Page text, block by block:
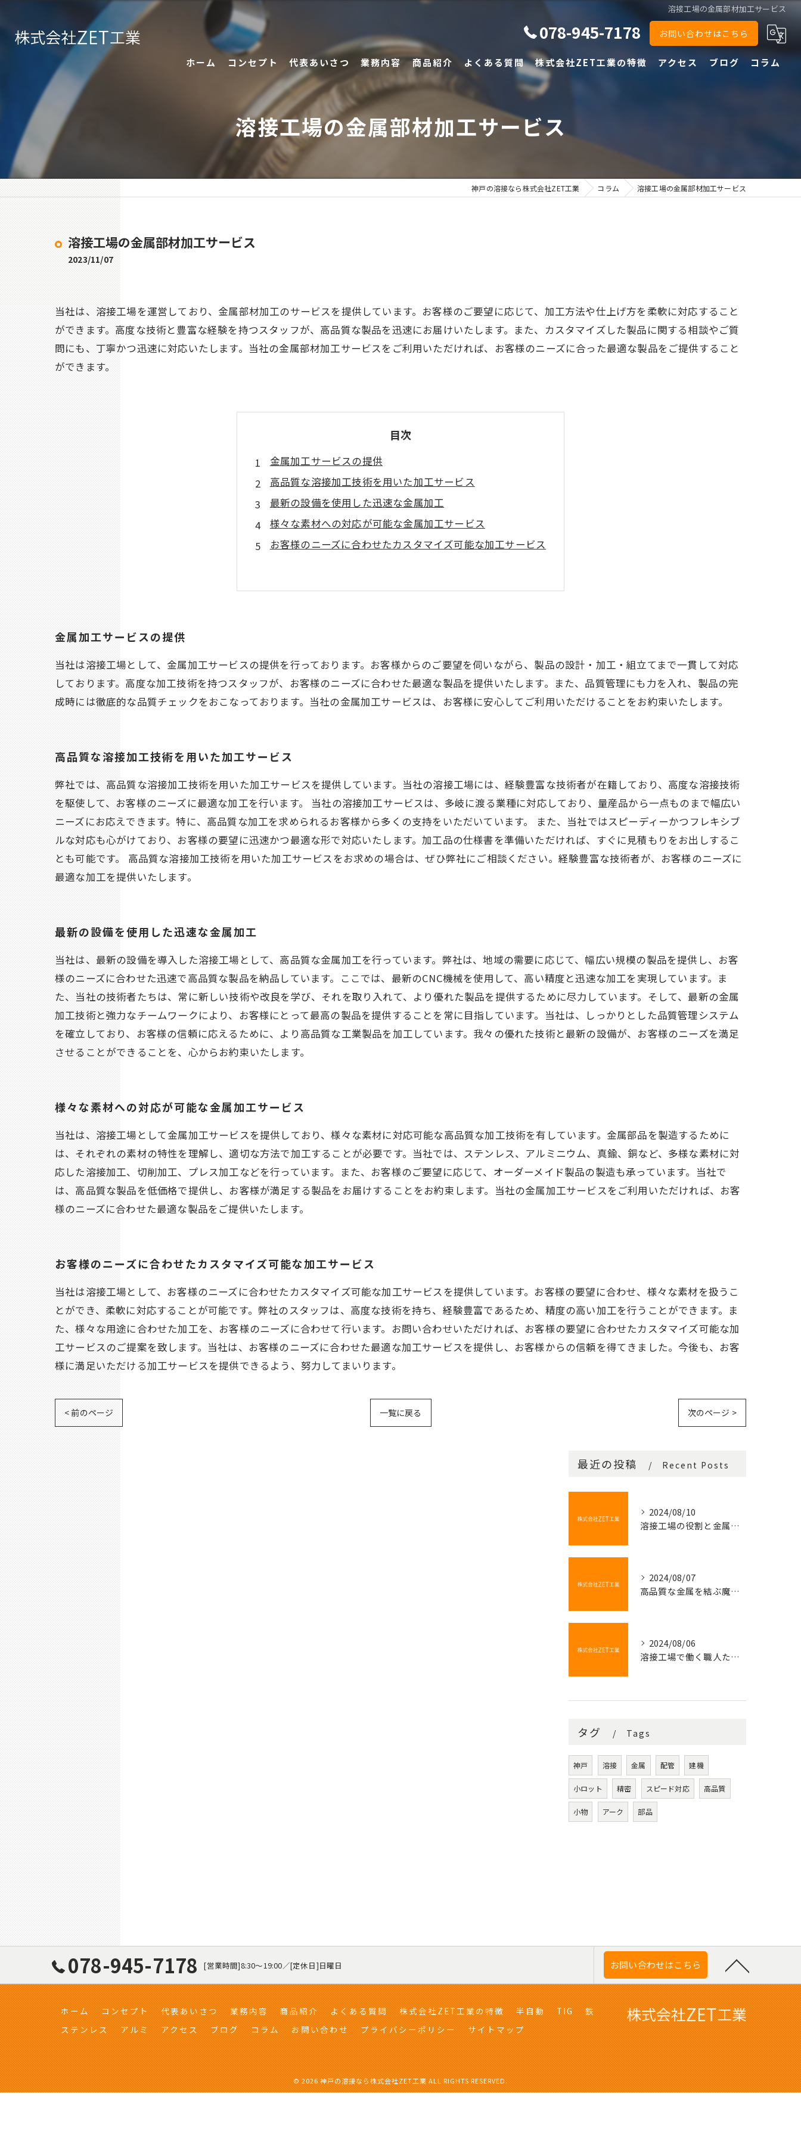
溶接工場の金属部材加工サービス
078-945-7178 お問い合わせはこちら
ホーム コンセプト 代表あいさつ 業務内容 商品紹介 よくある質問 株式会社ZET工業の特徴
TIG
ステンレス
アクセス ブログ コラム
溶接工場の金属部材加工サービス
神戸の溶接なら株式会社ZET工業 コラム 溶接工場の金属部材加工サービス
溶接工場の金属部材加工サービス
2023/11/07
当社は、溶接工場を運営しており、金属部材加工のサービスを提供しています。お客様のご要望に応じて、加工方法や仕上げ方を柔軟に対応すること
ができます。高度な技術と豊富な経験を持つスタッフが、高品質な製品を迅速にお届けいたします。また、カスタマイズした製品に関する相談やご質
問にも、丁寧かつ迅速に対応いたします。当社の金属部材加工サービスをご利用いただければ、お客様のニーズに合った最適な製品をご提供すること
ができます。
目次
金属加工サービスの提供
高品質な溶接加工技術を用いた加工サービス
最新の設備を使用した迅速な金属加工
様々な素材への対応が可能な金属加工サービス
お客様のニーズに合わせたカスタマイズ可能な加工サービス
金属加工サービスの提供
当社は溶接工場として、金属加工サービスの提供を行っております。お客様からのご要望を伺いながら、製品の設計・加工・組立てまで一貫して対応
しております。高度な加工技術を持つスタッフが、お客様のニーズに合わせた最適な製品を提供いたします。また、品質管理にも力を入れ、製品の完
成時には徹底的な品質チェックをおこなっております。当社の金属加工サービスは、お客様に安心してご利用いただけることをお約束いたします。
高品質な溶接加工技術を用いた加工サービス
弊社では、高品質な溶接加工技術を用いた加工サービスを提供しています。当社の溶接工場には、経験豊富な技術者が在籍しており、高度な溶接技術
を駆使して、お客様のニーズに最適な加工を行います。 当社の溶接加工サービスは、多岐に渡る業種に対応しており、量産品から一点ものまで幅広い
ニーズにお応えできます。特に、高品質な加工を求められるお客様から多くの支持をいただいています。 また、当社ではスピーディーかつフレキシブ
ルな対応も心がけており、お客様の要望に迅速かつ最適な形で対応いたします。加工品の仕様書を準備いただければ、すぐに見積もりをお出しするこ
とも可能です。 高品質な溶接加工技術を用いた加工サービスをお求めの場合は、ぜひ弊社にご相談ください。経験豊富な技術者が、お客様のニーズに
最適な加工を提供いたします。
最新の設備を使用した迅速な金属加工
当社は、最新の設備を導入した溶接工場として、高品質な金属加工を行っています。弊社は、地域の需要に応じて、幅広い規模の製品を提供し、お客
様のニーズに合わせた迅速で高品質な製品を納品しています。ここでは、最新のCNC機械を使用して、高い精度と迅速な加工を実現しています。ま
た、当社の技術者たちは、常に新しい技術や改良を学び、それを取り入れて、より優れた製品を提供するために尽力しています。そして、最新の金属
加工技術と強力なチームワークにより、お客様にとって最高の製品を提供することを常に目指しています。当社は、しっかりとした品質管理システム
を確立しており、お客様の信頼に応えるために、より高品質な工業製品を加工しています。我々の優れた技術と最新の設備が、お客様のニーズを満足
させることができることを、心からお約束いたします。
様々な素材への対応が可能な金属加工サービス
当社は、溶接工場として金属加工サービスを提供しており、様々な素材に対応可能な高品質な加工技術を有しています。金属部品を製造するために
は、それぞれの素材の特性を理解し、適切な方法で加工することが必要です。当社では、ステンレス、アルミニウム、真鍮、銅など、多様な素材に対
応した溶接加工、切削加工、プレス加工などを行っています。また、お客様のご要望に応じて、オーダーメイド製品の製造も承っています。当社で
は、高品質な製品を低価格で提供し、お客様が満足する製品をお届けすることをお約束します。当社の金属加工サービスをご利用いただければ、お客
様のニーズに合わせた最適な製品をご提供いたします。
お客様のニーズに合わせたカスタマイズ可能な加工サービス
当社は溶接工場として、お客様のニーズに合わせたカスタマイズ可能な加工サービスを提供しています。お客様の要望に合わせ、様々な素材を扱うこ
とができ、柔軟に対応することが可能です。弊社のスタッフは、高度な技術を持ち、経験豊富であるため、精度の高い加工を行うことができます。ま
た、様々な用途に合わせた加工を、お客様のニーズに合わせて行います。お問い合わせいただければ、お客様の要望に合わせたカスタマイズ可能な加
工サービスのご提案を致します。当社は、お客様のニーズに合わせた最適な加工サービスを提供し、お客様からの信頼を得てきました。今後も、お客
様に満足いただける加工サービスを提供できるよう、努力してまいります。
< 前のページ 一覧に戻る 次のページ >
最近の投稿 Recent Posts
2024/08/10
溶接工場の役割と金属加工の基本
2024/08/07
高品質な金属を結ぶ魔法の技術
2024/08/06
溶接工場で働く職人たちの技術と情熱
タグ Tags
神戸 溶接 金属 配管 建機
小ロット 精密 スピード対応 高品質
小物 アーク 部品
078-945-7178 [営業時間]8:30〜19:00／[定休日]日曜日 お問い合わせはこちら
ホーム コンセプト 代表あいさつ 業務内容 商品紹介 よくある質問 株式会社ZET工業の特徴 半自動 TIG
鉄
ステンレス
アルミ アクセス ブログ コラム お問い合わせ プライバシーポリシー サイトマップ
© 2026 神戸の溶接なら株式会社ZET工業 ALL RIGHTS RESERVED.